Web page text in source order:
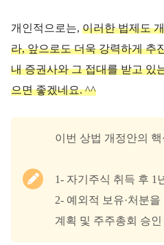
개인적으로는, 이러한 법제도
라, 앞으로도 더욱 강력하게 추
내 증권사와 그 접대를 받고 있
으면 좋겠네요. ^^
이번 상법 개정안의
1- 자기주식 취득 후 1
2- 예외적 보유·처분
계획 및 주주총회 승